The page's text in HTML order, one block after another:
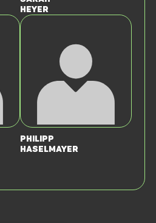
Heyer
Philipp
Haselmayer